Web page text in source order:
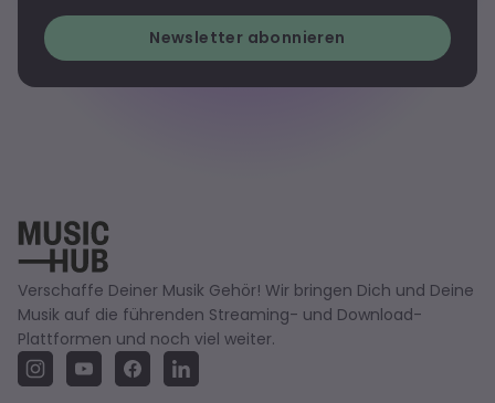
Verschaffe Deiner Musik Gehör! Wir bringen Dich und Deine
Musik auf die führenden Streaming- und Download-
Plattformen und noch viel weiter.